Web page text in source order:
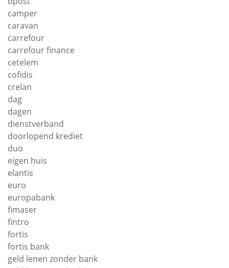
camper
caravan
carrefour
carrefour finance
cetelem
cofidis
crelan
dag
dagen
dienstverband
doorlopend krediet
duo
eigen huis
elantis
euro
europabank
fimaser
fintro
fortis
fortis bank
geld lenen zonder bank